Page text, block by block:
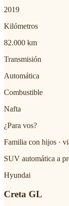
2019
Kilómetros
82.000 km
Transmisión
Automática
Combustible
Nafta
¿Para vos?
Familia con hijos ·
SUV automática a
Hyundai
Creta GL